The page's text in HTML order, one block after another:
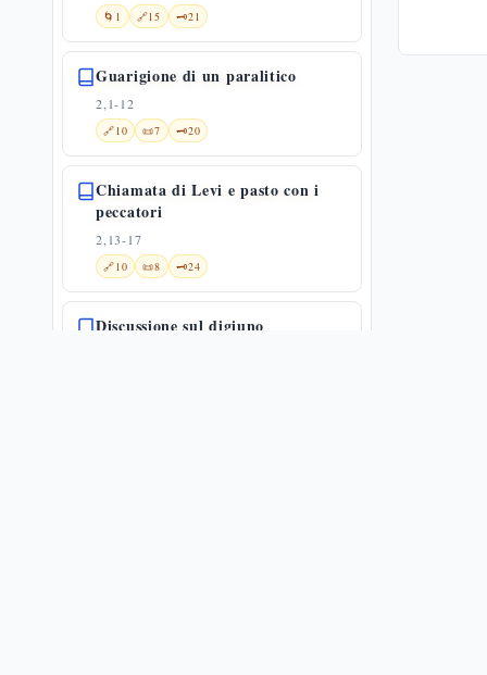
🌀 1 🔗15 🗝️21
Guarigione di un paralitico
2,1-12
🔗10 📜7 🗝️20
Chiamata di Levi e pasto con i
peccatori
2,13-17
🔗10 📜8 🗝️24
Discussione sul digiuno